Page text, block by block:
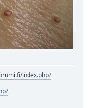
index.php?